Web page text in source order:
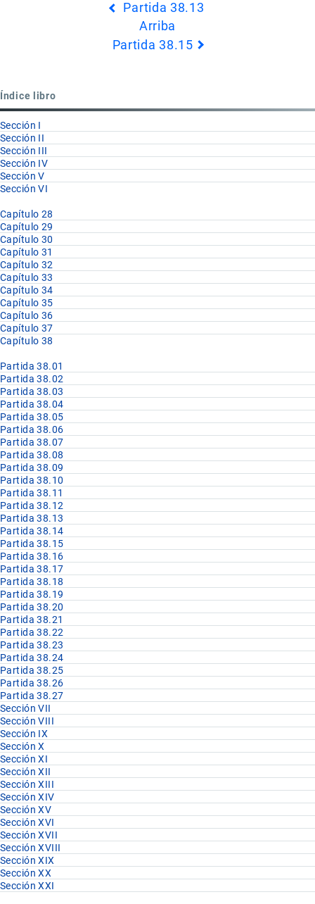
Partida 38.13
Arriba
Partida 38.15
Índice libro
Sección I
Sección II
Sección III
Sección IV
Sección V
Sección VI
Capítulo 28
Capítulo 29
Capítulo 30
Capítulo 31
Capítulo 32
Capítulo 33
Capítulo 34
Capítulo 35
Capítulo 36
Capítulo 37
Capítulo 38
Partida 38.01
Partida 38.02
Partida 38.03
Partida 38.04
Partida 38.05
Partida 38.06
Partida 38.07
Partida 38.08
Partida 38.09
Partida 38.10
Partida 38.11
Partida 38.12
Partida 38.13
Partida 38.14
Partida 38.15
Partida 38.16
Partida 38.17
Partida 38.18
Partida 38.19
Partida 38.20
Partida 38.21
Partida 38.22
Partida 38.23
Partida 38.24
Partida 38.25
Partida 38.26
Partida 38.27
Sección VII
Sección VIII
Sección IX
Sección X
Sección XI
Sección XII
Sección XIII
Sección XIV
Sección XV
Sección XVI
Sección XVII
Sección XVIII
Sección XIX
Sección XX
Sección XXI